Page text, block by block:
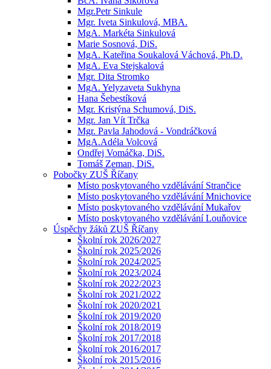
Mgr.Petr Sinkule
Mgr. Iveta Sinkulová, MBA.
MgA. Markéta Sinkulová
Marie Sosnová, DiS.
MgA. Kateřina Soukalová Váchová, Ph.D.
MgA. Eva Stejskalová
Mgr. Dita Stromko
MgA. Yelyzaveta Sukhyna
Hana Šebestíková
Mgr. Kristýna Schumová, DiS.
Mgr. Jan Vít Trčka
Mgr. Pavla Jahodová - Vondráčková
MgA.Adéla Volcová
Ondřej Vomáčka, DiS.
Tomáš Zeman, DiS.
Pobočky ZUŠ Říčany
Místo poskytovaného vzdělávání Strančice
Místo poskytovaného vzdělávání Mnichovice
Místo poskytovaného vzdělávání Mukařov
Místo poskytovaného vzdělávání Louňovice
Úspěchy žáků ZUŠ Říčany
Školní rok 2026/2027
Školní rok 2025/2026
Školní rok 2024/2025
Školní rok 2023/2024
Školní rok 2022/2023
Školní rok 2021/2022
Školní rok 2020/2021
Školní rok 2019/2020
Školní rok 2018/2019
Školní rok 2017/2018
Školní rok 2016/2017
Školní rok 2015/2016